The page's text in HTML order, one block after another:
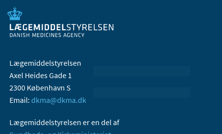
Lægemiddelstyrelsen
Axel Heides Gade 1
2300 København S
Email: dkma@dkma.dk
Lægemiddelstyrelsen er en del af